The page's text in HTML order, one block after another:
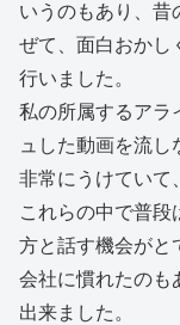
いうのもあり、昔
ぜて、面白おかし
行いました。
私の所属するアラ
ュした動画を流し
非常にうけていて
これらの中で普段
方と話す機会がと
会社に慣れたのも
出来ました。